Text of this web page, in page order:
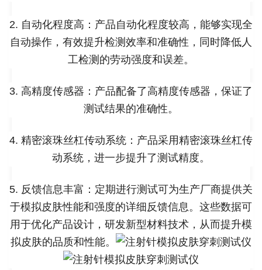
2. 自动化程度高：产品自动化程度较高，能够实现全
自动操作，有效提升检测效率和准确性，同时降低人
工检测的劳动强度和误差。
3. 高精度传感器：产品配备了高精度传感器，保证了
测试结果的准确性。
4. 精密滚珠丝杠传动系统：产品采用精密滚珠丝杠传
动系统，进一步提升了测试精度。
5. 反馈信息丰富：定期进行测试可为生产厂商提供关
于模拟皮肤性能和强度的详细反馈信息。这些数据可
用于优化产品设计，研发新型材料技术，从而提升模
拟皮肤的品质和性能。